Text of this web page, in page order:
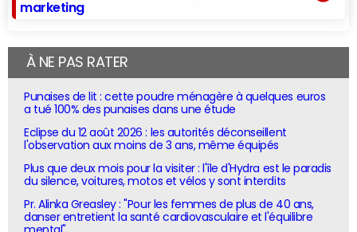
marketing
À NE PAS RATER
Punaises de lit : cette poudre ménagère à quelques euros
a tué 100% des punaises dans une étude
Eclipse du 12 août 2026 : les autorités déconseillent
l'observation aux moins de 3 ans, même équipés
Plus que deux mois pour la visiter : l'île d'Hydra est le paradis
du silence, voitures, motos et vélos y sont interdits
Pr. Alinka Greasley : "Pour les femmes de plus de 40 ans,
danser entretient la santé cardiovasculaire et l'équilibre